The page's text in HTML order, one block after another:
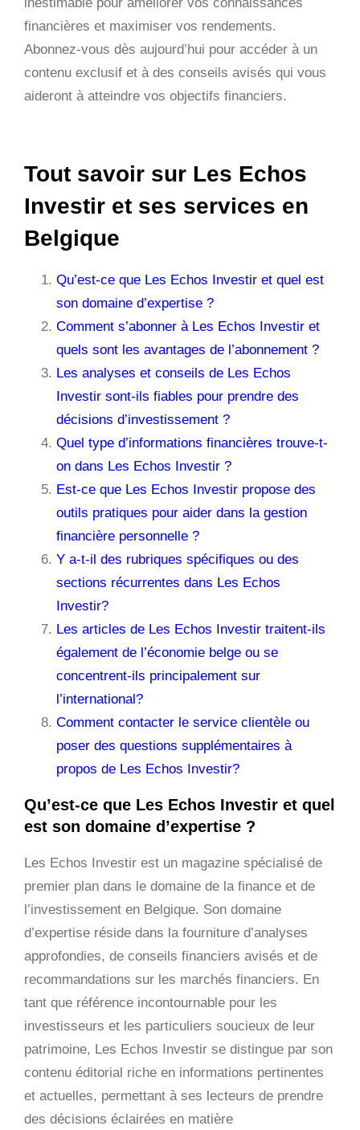
financières et maximiser vos rendements.
Abonnez-vous dès aujourd’hui pour accéder à un
contenu exclusif et à des conseils avisés qui vous
aideront à atteindre vos objectifs financiers.
Tout savoir sur Les Echos
Investir et ses services en
Belgique
Qu’est-ce que Les Echos Investir et quel est
son domaine d’expertise ?
Comment s’abonner à Les Echos Investir et
quels sont les avantages de l’abonnement ?
Les analyses et conseils de Les Echos
Investir sont-ils fiables pour prendre des
décisions d’investissement ?
Quel type d’informations financières trouve-t-
on dans Les Echos Investir ?
Est-ce que Les Echos Investir propose des
outils pratiques pour aider dans la gestion
financière personnelle ?
Y a-t-il des rubriques spécifiques ou des
sections récurrentes dans Les Echos
Investir?
Les articles de Les Echos Investir traitent-ils
également de l’économie belge ou se
concentrent-ils principalement sur
l’international?
Comment contacter le service clientèle ou
poser des questions supplémentaires à
propos de Les Echos Investir?
Qu’est-ce que Les Echos Investir et quel
est son domaine d’expertise ?
Les Echos Investir est un magazine spécialisé de
premier plan dans le domaine de la finance et de
l’investissement en Belgique. Son domaine
d’expertise réside dans la fourniture d’analyses
approfondies, de conseils financiers avisés et de
recommandations sur les marchés financiers. En
tant que référence incontournable pour les
investisseurs et les particuliers soucieux de leur
patrimoine, Les Echos Investir se distingue par son
contenu éditorial riche en informations pertinentes
et actuelles, permettant à ses lecteurs de prendre
des décisions éclairées en matière